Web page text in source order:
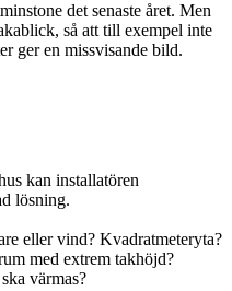
det senaste året. Men
så att till exempel inte
ger en missvisande bild.
kan installatören
lösning.
eller vind? Kvadratmeteryta?
med extrem takhöjd?
värmas?